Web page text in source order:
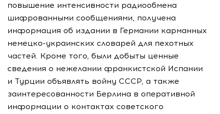
повышение интенсивности радиообмена
шифрованными сообщениями, получена
информация об издании в Германии карманных
немецко-украинских словарей для пехотных
частей. Кроме того, были добыты ценные
сведения о нежелании франкистской Испании
и Турции объявлять войну СССР, а также
заинтересованности Берлина в оперативной
информации о контактах советского